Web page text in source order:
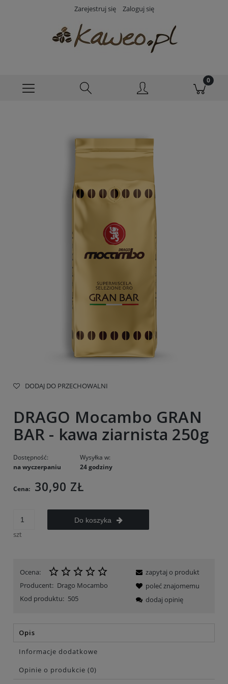
Zarejestruj się Zaloguj się
DODAJ DO PRZECHOWALNI
DRAGO Mocambo GRAN
BAR - kawa ziarnista 250g
Dostępność:
na wyczerpaniu
Wysyłka w:
24 godziny
Cena: 30,90 ZŁ
szt
Do koszyka
Ocena:
Producent: Drago Mocambo
Kod produktu: 505
zapytaj o produkt
poleć znajomemu
dodaj opinię
Opis
Informacje dodatkowe
Opinie o produkcie (0)